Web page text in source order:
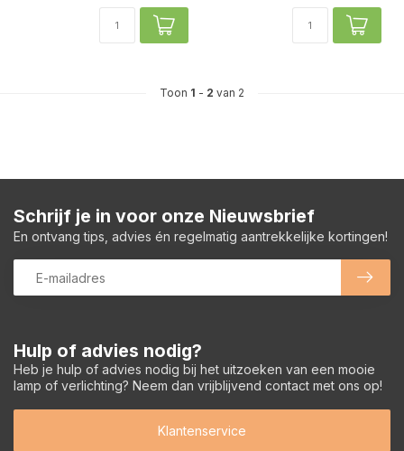
Toon 1 - 2 van 2
Hulp of advies nodig?
Heb je hulp of advies nodig bij het uitzoeken van een mooie
lamp of verlichting? Neem dan vrijblijvend contact met ons op!
Klantenservice
Schrijf je in voor onze Nieuwsbrief
En ontvang tips, advies én regelmatig aantrekkelijke kortingen!